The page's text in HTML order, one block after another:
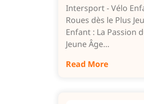
Intersport - Vélo
Roues dès le Plus
Enfant : La Passion
Jeune Âge…
Read More